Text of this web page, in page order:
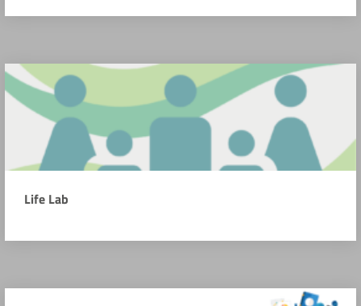
Life Lab